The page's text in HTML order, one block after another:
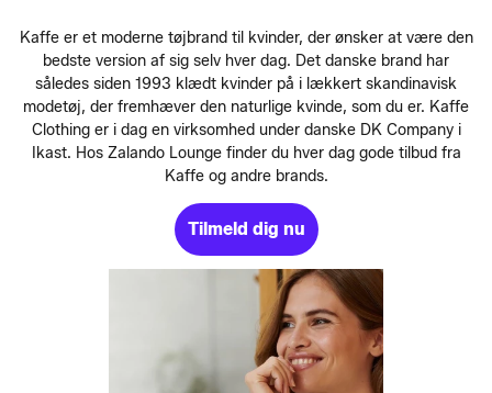
Kaffe er et moderne tøjbrand til kvinder, der ønsker at være den
bedste version af sig selv hver dag. Det danske brand har
således siden 1993 klædt kvinder på i lækkert skandinavisk
modetøj, der fremhæver den naturlige kvinde, som du er. Kaffe
Clothing er i dag en virksomhed under danske DK Company i
Ikast. Hos Zalando Lounge finder du hver dag gode tilbud fra
Kaffe og andre brands.
Tilmeld dig nu